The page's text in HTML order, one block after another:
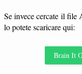
Se invece cercate il
lo potete scaricare qui:
Brain It